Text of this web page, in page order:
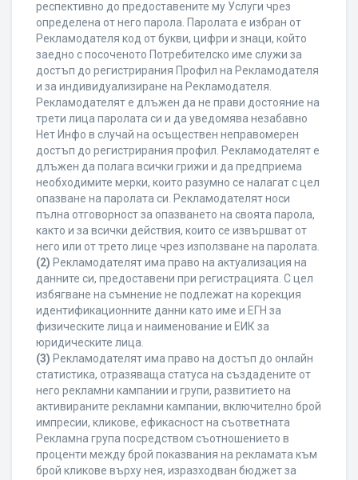
респективно до предоставените му Услуги чрез
определена от него парола. Паролата е избран от
Рекламодателя код от букви, цифри и знаци, който
заедно с посоченото Потребителско име служи за
достъп до регистрирания Профил на Рекламодателя
и за индивидуализиране на Рекламодателя.
Рекламодателят е длъжен да не прави достояние на
трети лица паролата си и да уведомява незабавно
Нет Инфо в случай на осъществен неправомерен
достъп до регистрирания профил. Рекламодателят е
длъжен да полага всички грижи и да предприема
необходимите мерки, които разумно се налагат с цел
опазване на паролата си. Рекламодателят носи
пълна отговорност за опазването на своята парола,
както и за всички действия, които се извършват от
него или от трето лице чрез използване на паролата.
(2) Рекламодателят има право на актуализация на
данните си, предоставени при регистрацията. С цел
избягване на съмнение не подлежат на корекция
идентификационните данни като име и ЕГН за
физическите лица и наименование и ЕИК за
юридическите лица.
(3) Рекламодателят има право на достъп до онлайн
статистика, отразяваща статуса на създадените от
него рекламни кампании и групи, развитието на
активираните рекламни кампании, включително брой
импресии, кликове, ефикасност на съответната
Рекламна група посредством съотношението в
проценти между брой показвания на рекламата към
брой кликове върху нея, изразходван бюджет за